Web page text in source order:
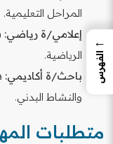
المراحل التعليمية.
إعلامي/ة رياضي:
الرياضية.
باحث/ة أكاديمي:
والنشاط البدني.
متطلبات
←
الفهرس